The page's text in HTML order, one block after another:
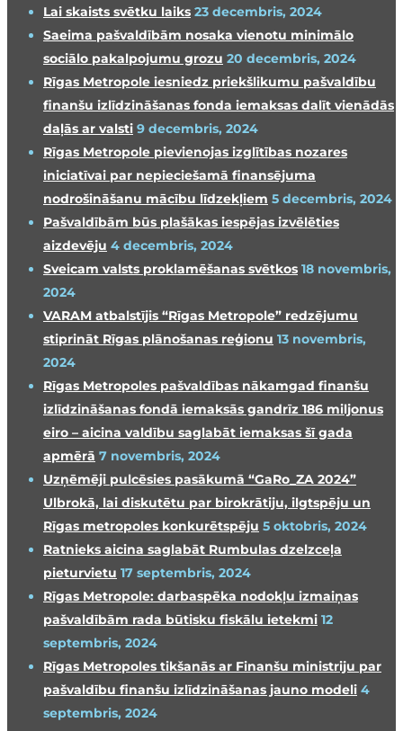
Lai skaists svētku laiks 23 decembris, 2024
Saeima pašvaldībām nosaka vienotu minimālo
sociālo pakalpojumu grozu 20 decembris, 2024
Rīgas Metropole iesniedz priekšlikumu pašvaldību
finanšu izlīdzināšanas fonda iemaksas dalīt vienādās
daļās ar valsti 9 decembris, 2024
Rīgas Metropole pievienojas izglītības nozares
iniciatīvai par nepieciešamā finansējuma
nodrošināšanu mācību līdzekļiem 5 decembris, 2024
Pašvaldībām būs plašākas iespējas izvēlēties
aizdevēju 4 decembris, 2024
Sveicam valsts proklamēšanas svētkos 18 novembris,
2024
VARAM atbalstījis “Rīgas Metropole” redzējumu
stiprināt Rīgas plānošanas reģionu 13 novembris,
2024
Rīgas Metropoles pašvaldības nākamgad finanšu
izlīdzināšanas fondā iemaksās gandrīz 186 miljonus
eiro – aicina valdību saglabāt iemaksas šī gada
apmērā 7 novembris, 2024
Uzņēmēji pulcēsies pasākumā “GaRo_ZA 2024”
Ulbrokā, lai diskutētu par birokrātiju, ilgtspēju un
Rīgas metropoles konkurētspēju 5 oktobris, 2024
Ratnieks aicina saglabāt Rumbulas dzelzceļa
pieturvietu 17 septembris, 2024
Rīgas Metropole: darbaspēka nodokļu izmaiņas
pašvaldībām rada būtisku fiskālu ietekmi 12
septembris, 2024
Rīgas Metropoles tikšanās ar Finanšu ministriju par
pašvaldību finanšu izlīdzināšanas jauno modeli 4
septembris, 2024